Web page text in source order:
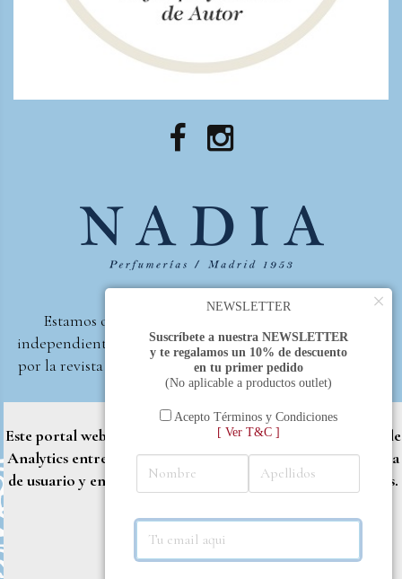
Estamos orgullosos de ser la primera perfumería
independiente de España, en recibir el premio otorgado
por la revista Beautyproof en 2015 a la mejor perfumería
de autor.
Perfumería Nadia2017 |Política de Privacidad
Este portal web utiliza cookies propias y de terceros (Google
Analytics entre otros) para brindarle una mejor experiencia
de usuario y entregar contenido adaptado a sus necesidades.
Rechazar
Aceptar
Más info
×
NEWSLETTER
Suscríbete a nuestra NEWSLETTER
y te regalamos un 10% de descuento
en tu primer pedido
(No aplicable a productos outlet)
Acepto Términos y Condiciones
[ Ver T&C ]